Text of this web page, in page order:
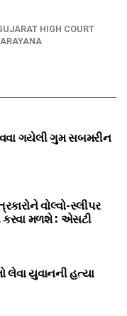
HIGH COURT
ગયેલી ગુમ સબમરીન
વોલ્‍વો-સ્‍લીપર
કરવા મળશે : એસટી
લેવા યુવાનની હત્યા